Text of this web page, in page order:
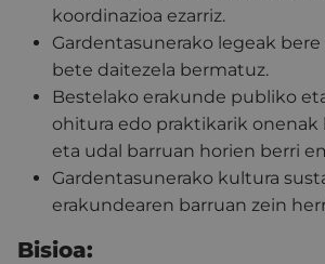
koordinazioa ezarriz.
Gardentasunerako legeak
bete daitezela bermatuz.
Bestelako erakunde publiko
ohitura edo praktikarik
eta udal barruan horien berri
Gardentasunerako kultura
erakundearen barruan zein
Bisioa: